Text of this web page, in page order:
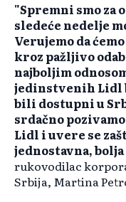
"Spremni smo za
sledeće nedelje
Verujemo da
kroz pažljivo
najboljim
jedinstvenih Lidl
bili dostupni u
srdačno
Lidl i uvere se
jednostavna,
rukovodilac
Srbija, Martina